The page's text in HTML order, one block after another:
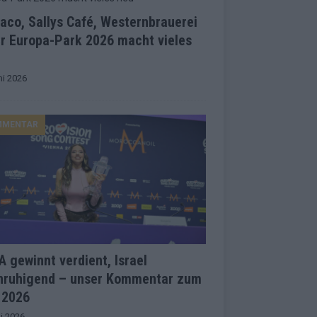
Sallys Café, Westernbrauerei
Europa-Park 2026 macht vieles
2026
gewinnt verdient, Israel
– unser Kommentar zum
2026